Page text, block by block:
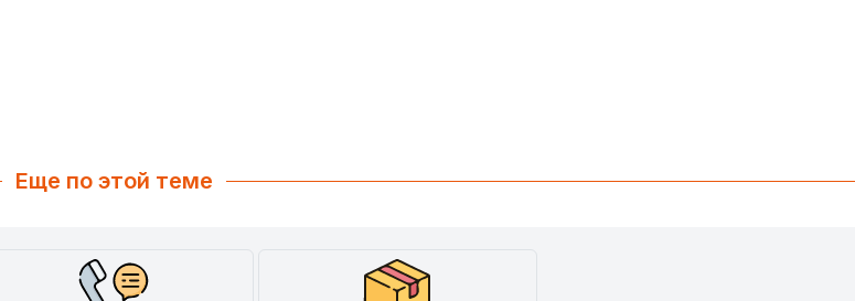
Еще по этой теме